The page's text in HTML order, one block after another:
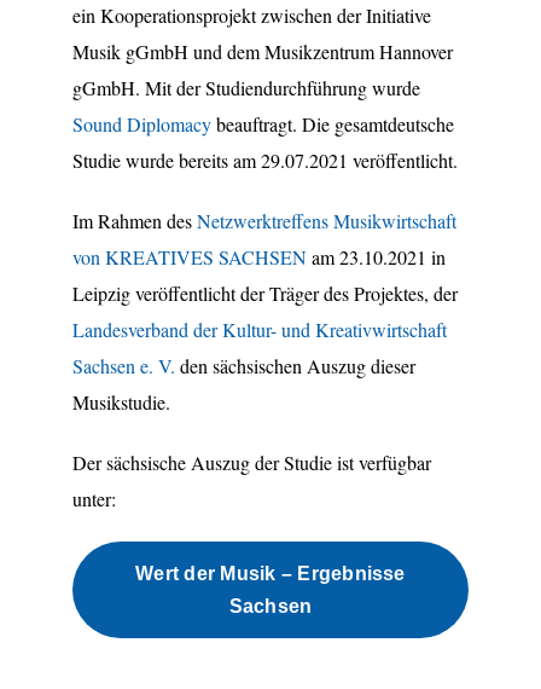
ein Kooperationsprojekt zwischen der Initiative
Musik gGmbH und dem Musikzentrum Hannover
gGmbH. Mit der Studiendurchführung wurde
Sound Diplomacybeauftragt. Die gesamtdeutsche
Studie wurde bereits am 29.07.2021 veröffentlicht.
Im Rahmen desNetzwerktreffens Musikwirtschaft
von KREATIVES SACHSENam 23.10.2021 in
Leipzig veröffentlicht der Träger des Projektes, der
Landesverband der Kultur- und Kreativwirtschaft
Sachsen e. V. den sächsischen Auszug dieser
Musikstudie.
Der sächsische Auszug der Studie ist verfügbar
unter:
Wert der Musik – Ergebnisse
Sachsen